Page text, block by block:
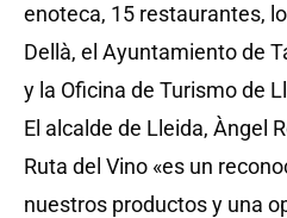
enoteca, 15 restaurantes,
Dellà, el Ayuntamiento de
y la Oficina de Turismo de
El alcalde de Lleida, Àngel
Ruta del Vino «es un
nuestros productos y una